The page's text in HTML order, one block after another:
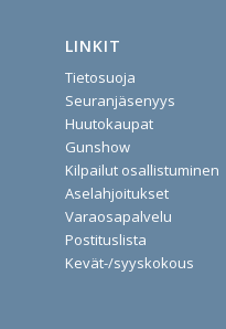
LINKIT
Tietosuoja
Seuranjäsenyys
Huutokaupat
Gunshow
Kilpailut osallistuminen
Aselahjoitukset
Varaosapalvelu
Postituslista
Kevät-/syyskokous